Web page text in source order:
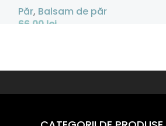
Păr, Balsam de păr
66,00 lei